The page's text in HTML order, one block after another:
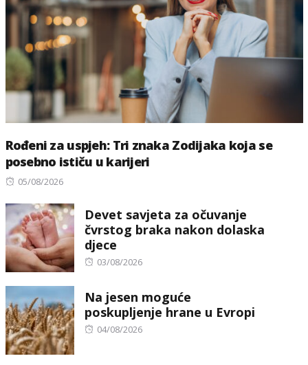
Rođeni za uspjeh: Tri znaka Zodijaka koja se
posebno ističu u karijeri
Posted
05/08/2026
Devet savjeta za očuvanje
čvrstog braka nakon dolaska
djece
Posted
03/08/2026
Na jesen moguće
poskupljenje hrane u Evropi
Posted
04/08/2026